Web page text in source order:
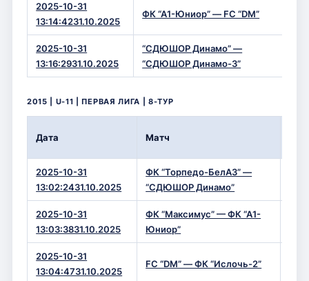
2025-10-31
13:14:4231.10.2025
ФК “А1-Юниор” — FC “DM”
2025-10-31
13:16:2931.10.2025
“СДЮШОР Динамо” —
“СДЮШОР Динамо-3”
2015 | U-11 | ПЕРВАЯ ЛИГА | 8-ТУР
Дата Матч
2025-10-31
13:02:2431.10.2025
ФК “Торпедо-БелАЗ” —
“СДЮШОР Динамо”
2025-10-31
13:03:3831.10.2025
ФК “Максимус” — ФК “А1-
Юниор”
2025-10-31
13:04:4731.10.2025
FC “DM” — ФК “Ислочь-2”